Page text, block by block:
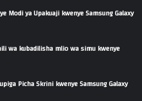
Modi ya Upakuaji kwenye Samsung Galaxy
wa kubadilisha mlio wa simu kwenye
Picha Skrini kwenye Samsung Galaxy